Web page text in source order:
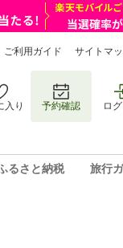
ご利用ガイド サイトマ
入り 予約確認 ロ
るさと納税 旅行